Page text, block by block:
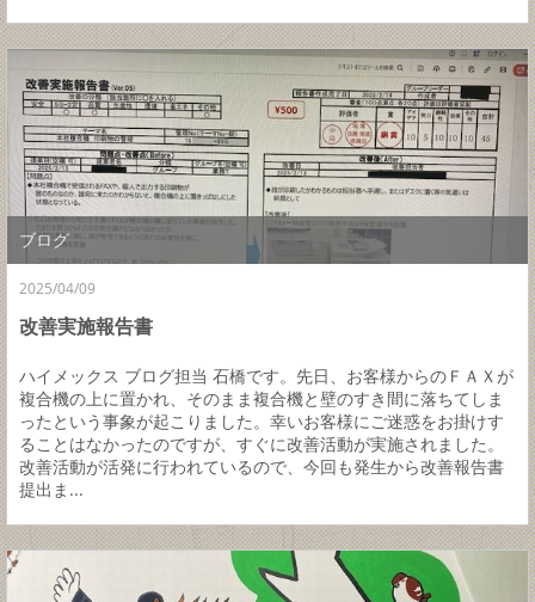
ブログ
2025/04/09
改善実施報告書
ハイメックス ブログ担当 石橋です。先日、お客様からのＦＡＸが
複合機の上に置かれ、そのまま複合機と壁のすき間に落ちてしま
ったという事象が起こりました。幸いお客様にご迷惑をお掛けす
ることはなかったのですが、すぐに改善活動が実施されました。
改善活動が活発に行われているので、今回も発生から改善報告書
提出ま...